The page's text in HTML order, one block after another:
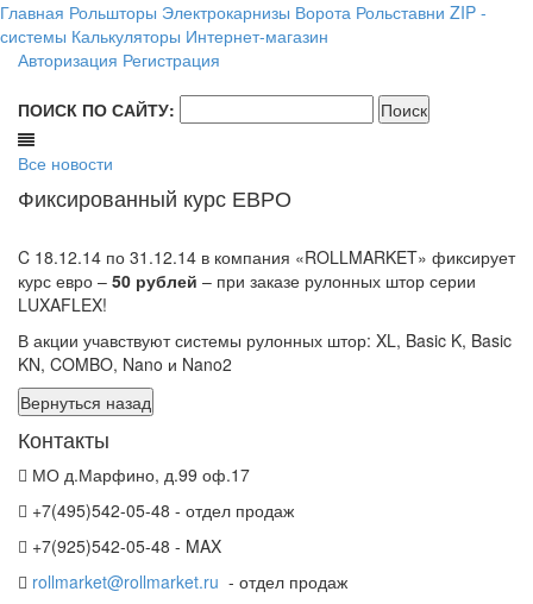
Главная Рольшторы Электрокарнизы Ворота Рольставни ZIP -
системы Калькуляторы Интернет-магазин
Авторизация Регистрация
ПОИСК ПО САЙТУ:
Все новости
Фиксированный курс ЕВРО
C 18.12.14 по 31.12.14 в компания «ROLLMARKET» фиксирует
курс евро – 50 рублей – при заказе рулонных штор серии
LUXAFLEX!
В акции учавствуют системы рулонных штор: XL, Basic K, Basic
KN, COMBO, Nano и Nano2
Контакты
МО д.Марфино, д.99 оф.17
+7(495)542-05-48 - отдел продаж
+7(925)542-05-48 - MAX
rollmarket@rollmarket.ru - отдел продаж